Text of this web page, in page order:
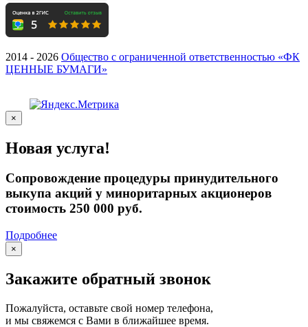
2014 - 2026 Общество с ограниченной ответственностью «ФК
ЦЕННЫЕ БУМАГИ»
×
Новая услуга!
Сопровождение процедуры принудительного
выкупа акций у миноритарных акционеров
стоимость 250 000 руб.
Подробнее
×
Закажите обратный звонок
Пожалуйста, оставьте свой номер телефона,
и мы свяжемся с Вами в ближайшее время.